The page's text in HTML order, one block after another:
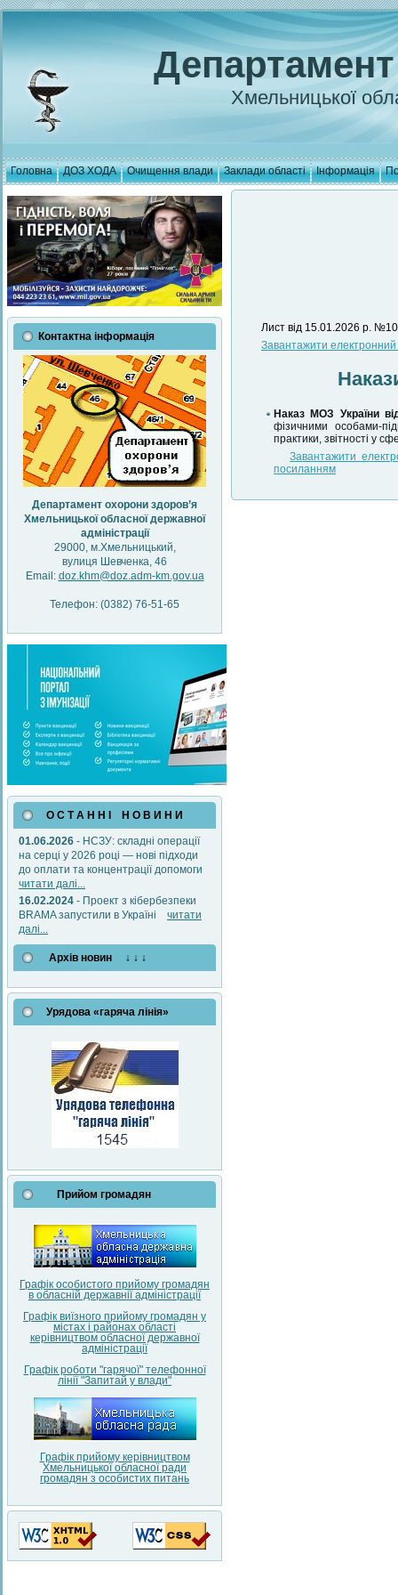
Хмельницької
Головна ДОЗ ХОДА Очищення влади Заклади області Інформація
Контактна інформація
Департамент охорони здоров’я
Хмельницької обласної державної
адміністрації
29000, м.Хмельницький,
вулиця Шевченка, 46
Email: doz.khm@doz.adm-km.gov.ua
Телефон: (0382) 76-51-65
О С Т А Н Н І Н О В И Н И
01.06.2026 - НСЗУ: складні операції
на серці у 2026 році — нові підходи
до оплати та концентрації допомоги
читати далі...
16.02.2024 - Проект з кібербезпеки
BRAMA запустили в Україні читати
далі...
Архів новин ↓ ↓ ↓
Урядова «гаряча лінія»
Прийом громадян
Графік особистого прийому громадян
в обласній державнії адміністрації
Графік виїзного прийому громадян у
містах і районах області
керівництвом обласної державної
адміністрації
Графік роботи "гарячої" телефонної
лінії "Запитай у влади"
Графік прийому керівництвом
Хмельницької обласної ради
громадян з особистих питань
Лист від 15.01.2026 р.
Завантажити
Наказ МОЗ України
фізичними особами-
практики, звітності у
Завантажити
посиланням